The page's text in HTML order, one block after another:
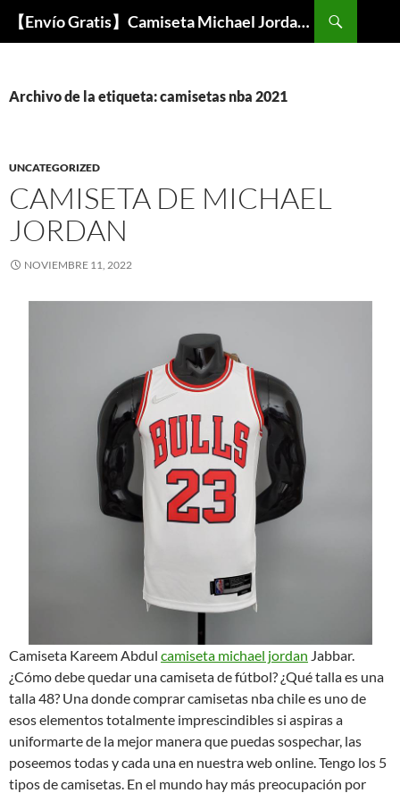
【Envío Gratis】Camiseta Michael Jordan NBA Barata
Buscar
Archivo de la etiqueta: camisetas nba 2021
UNCATEGORIZED
CAMISETA DE MICHAEL
JORDAN
NOVIEMBRE 11, 2022
Camiseta Kareem Abdul camiseta michael jordan Jabbar.
¿Cómo debe quedar una camiseta de fútbol? ¿Qué talla es una
talla 48? Una donde comprar camisetas nba chile es uno de
esos elementos totalmente imprescindibles si aspiras a
uniformarte de la mejor manera que puedas sospechar, las
poseemos todas y cada una en nuestra web online. Tengo los 5
tipos de camisetas. En el mundo hay más preocupación por